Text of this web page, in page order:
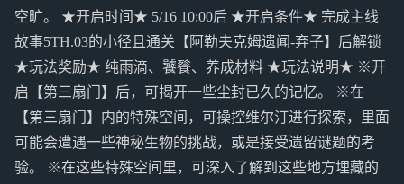
空旷。 ★开启时间★ 5/16 10:00后 ★开启条件★ 完成主线
故事5TH.03的小径且通关【阿勒夫克姆遗闻-弃子】后解锁
★玩法奖励★ 纯雨滴、饕餮、养成材料 ★玩法说明★ ※开
启【第三扇门】后，可揭开一些尘封已久的记忆。 ※在
【第三扇门】内的特殊空间，可操控维尔汀进行探索，里面
可能会遭遇一些神秘生物的挑战，或是接受遗留谜题的考
验。 ※在这些特殊空间里，可深入了解到这些地方埋藏的